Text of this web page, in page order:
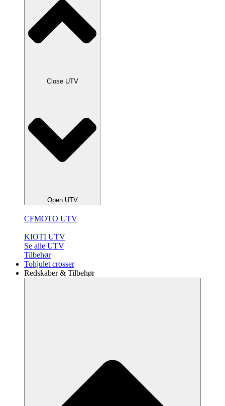
Close UTV
Open UTV
CFMOTO UTV
KIOTI UTV
Se alle UTV
Tilbehør
Tohjulet crosser
Redskaber & Tilbehør